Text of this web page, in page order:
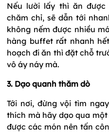
Nếu lười lấy thì ăn
chăm chỉ, sẽ dẫn tới
không nếm được nhiều
hàng buffet rất nhanh
hoạch đi ăn thì đặt chỗ
vô áy náy mà.
3. Dạo quanh thăm dò
Tới nơi, đừng vội tìm
thích mà hãy dạo qua
được các món nên tấn